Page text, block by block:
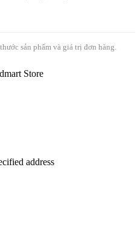
sản phẩm và giá trị đơn hàng.
Store
address